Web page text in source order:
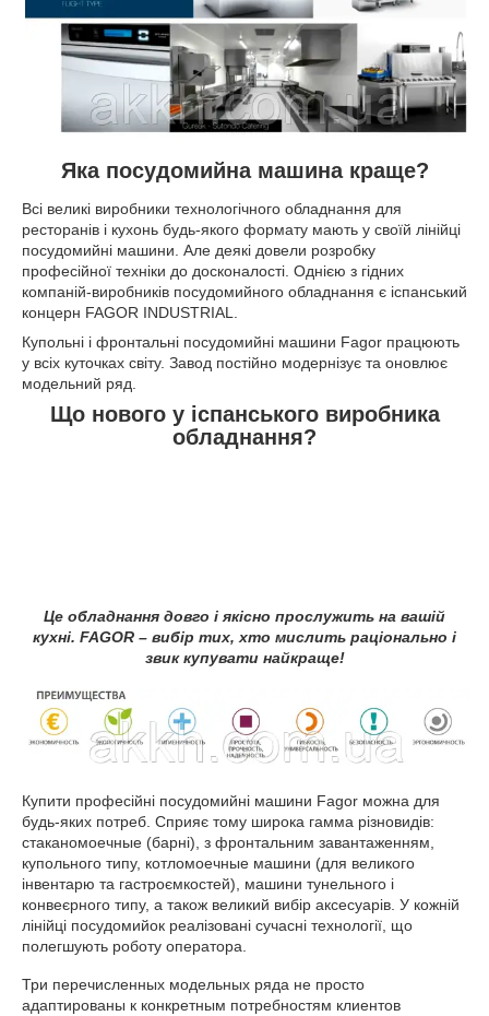
Яка посудомийна машина краще?
Всі великі виробники технологічного обладнання для
ресторанів і кухонь будь-якого формату мають у своїй лінійці
посудомийні машини. Але деякі довели розробку
професійної техніки до досконалості. Однією з гідних
компаній-виробників посудомийного обладнання є іспанський
концерн FAGOR INDUSTRIAL.
Купольні і фронтальні посудомийні машини Fagor працюють
у всіх куточках світу. Завод постійно модернізує та оновлює
модельний ряд.
Що нового у іспанського виробника
обладнання?
Три перечисленных модельных ряда не просто
адаптированы к конкретным потребностям клиентов
Купити професійні посудомийні машини Fagor можна для
будь-яких потреб. Сприяє тому широка гамма різновидів:
стаканомоечные (барні), з фронтальним завантаженням,
купольного типу, котломоечные машини (для великого
інвентарю та гастроємкостей), машини тунельного і
конвеєрного типу, а також великий вибір аксесуарів. У кожній
лінійці посудомийок реалізовані сучасні технології, що
полегшують роботу оператора.
Це обладнання довго і якісно прослужить на вашій
кухні. FAGOR – вибір тих, хто мислить раціонально і
звик купувати найкраще!